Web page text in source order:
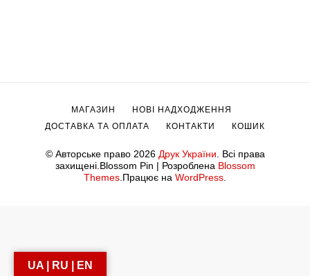
© Авторське право 2026 Друк України. Всі права
захищені.Blossom Pin | Розроблена Blossom
Themes.Працює на WordPress.
МАГАЗИН
НОВІ НАДХОДЖЕННЯ
ДОСТАВКА ТА ОПЛАТА
КОНТАКТИ КОШИК
UA | RU | EN